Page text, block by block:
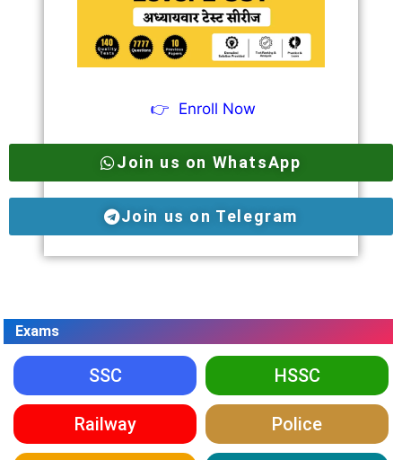
👉 Enroll Now
Join us on WhatsApp
Join us on Telegram
Exams
SSC HSSC
Railway Police